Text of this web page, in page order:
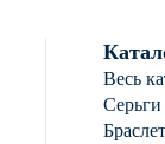
Весь
Серьги